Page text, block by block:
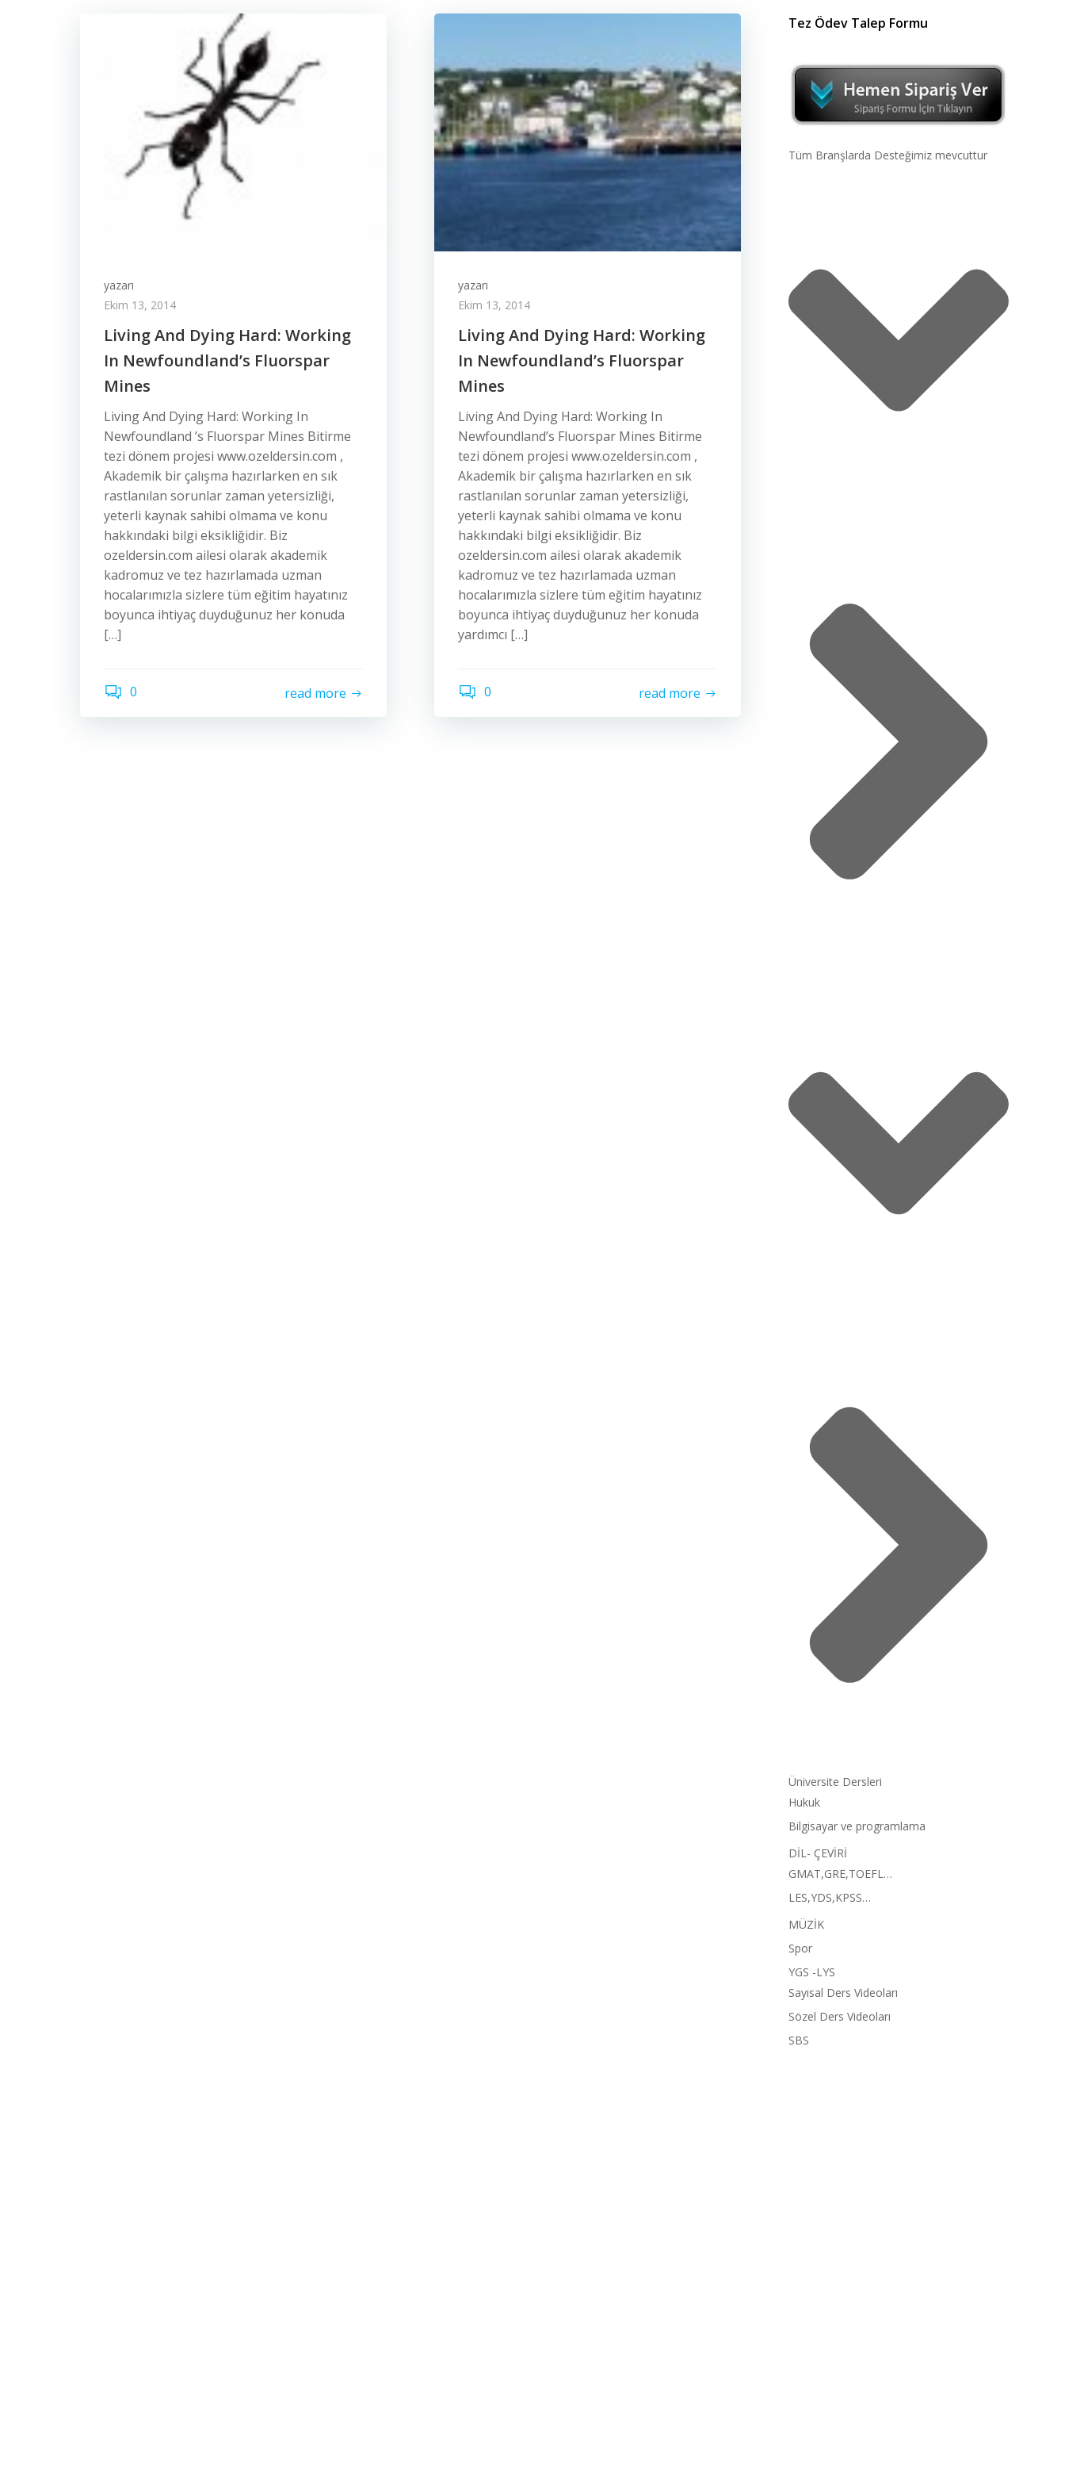
yazarı
Ekim 13, 2014
Living And Dying Hard: Working
In Newfoundland’s Fluorspar
Mines
Living And Dying Hard: Working In
Newfoundland ’s Fluorspar Mines Bitirme
tezi dönem projesi www.ozeldersin.com ,
Akademik bir çalışma hazırlarken en sık
rastlanılan sorunlar zaman yetersizliği,
yeterli kaynak sahibi olmama ve konu
hakkındaki bilgi eksikliğidir. Biz
ozeldersin.com ailesi olarak akademik
kadromuz ve tez hazırlamada uzman
hocalarımızla sizlere tüm eğitim hayatınız
boyunca ihtiyaç duyduğunuz her konuda
[…]
0 read more
yazarı
Ekim 13, 2014
Living And Dying Hard: Working
In Newfoundland’s Fluorspar
Mines
Living And Dying Hard: Working In
Newfoundland’s Fluorspar Mines Bitirme
tezi dönem projesi www.ozeldersin.com ,
Akademik bir çalışma hazırlarken en sık
rastlanılan sorunlar zaman yetersizliği,
yeterli kaynak sahibi olmama ve konu
hakkındaki bilgi eksikliğidir. Biz
ozeldersin.com ailesi olarak akademik
kadromuz ve tez hazırlamada uzman
hocalarımızla sizlere tüm eğitim hayatınız
boyunca ihtiyaç duyduğunuz her konuda
yardımcı […]
0 read more
Tez Ödev Talep Formu
Tüm Branşlarda Desteğimiz mevcuttur
Üniversite Dersleri
Hukuk
Bilgisayar ve programlama
DİL- ÇEVİRİ
GMAT,GRE,TOEFL…
LES,YDS,KPSS…
MÜZİK
Spor
YGS -LYS
Sayısal Ders Videoları
Sözel Ders Videoları
SBS